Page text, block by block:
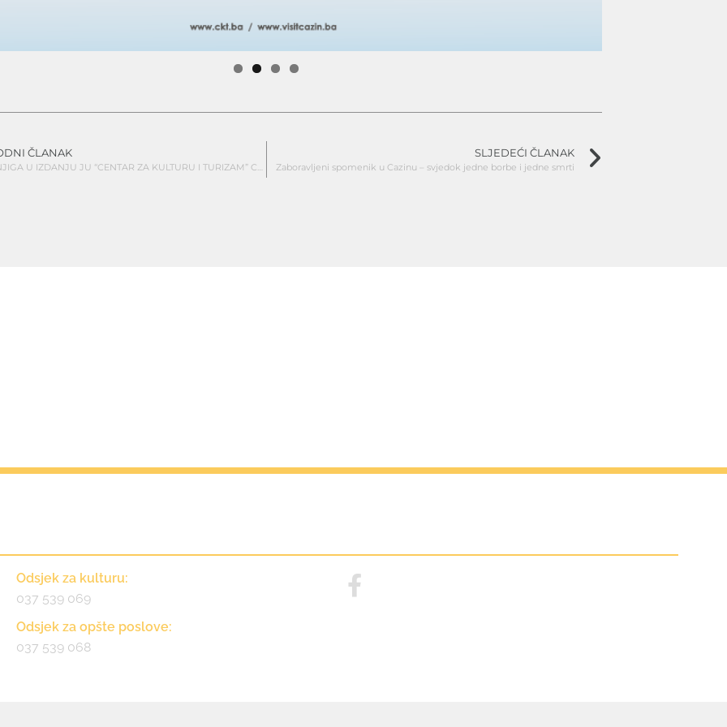
ČLANAK
NOVA KNJIGA U IZDANJU JU “CENTAR ZA KULTURU I TURIZAM” CAZIN
SLJEDEĆI ČLANAK
Zaboravljeni spomenik u Cazinu – svjedok jedne borbe i jedne smrti
Odsjek za kulturu:
037 539 069
Odsjek za opšte poslove:
037 539 068